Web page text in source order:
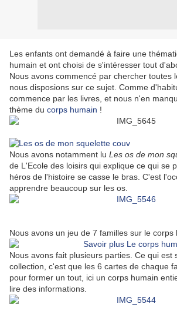
Les enfants ont demandé à faire une
humain et ont choisi de s'intéresser tout
Nous avons commencé par chercher toutes
nous disposions sur ce sujet. Comme
commence par les livres, et nous n'en
thème du corps humain !
Nous avons notamment lu Les os de mon
de L'Ecole des loisirs qui explique ce qui se
héros de l'histoire se casse le bras. C'est
apprendre beaucoup sur les os.
Nous avons un jeu de 7 familles sur le corps
Nous avons fait plusieurs parties. Ce qui est
collection, c'est que les 6 cartes de chaque
pour former un tout, ici un corps humain
lire des informations.